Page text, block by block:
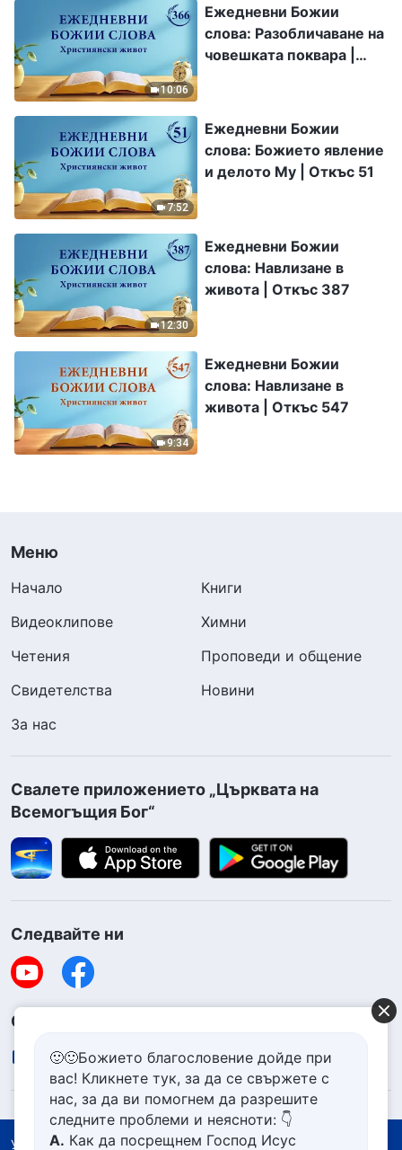
10:06
Ежедневни Божии
слова: Разобличаване на
човешката поквара |
7:52
Ежедневни Божии
слова: Божието явление
и делото Му | Откъс 51
12:30
Ежедневни Божии
слова: Навлизане в
живота | Откъс 387
9:34
Ежедневни Божии
слова: Навлизане в
живота | Откъс 547
Меню
Начало
Книги
Видеоклипове
Химни
Четения
Проповеди и общение
Свидетелства
Новини
За нас
Свалете приложението „Църквата на
Всемогъщия Бог“
Следвайте ни
Свържете се с нас
contact.bg@godfootsteps.org
Условия за ползване
🙂🙂Божието благословение дойде при
вас! Кликнете тук, за да се свържете с
нас, за да ви помогнем да разрешите
следните проблеми и неясноти: 👇
А. Как да посрещнем Господ Исус